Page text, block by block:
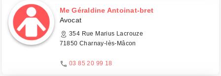
Me Géraldine Antoinat-bret
Avocat
354 Rue Marius Lacrouze
71850 Charnay-lès-Mâcon
03 85 20 99 18